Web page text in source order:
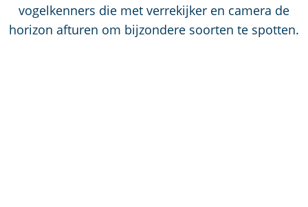
vogelkenners die met verrekijker en camera de
horizon afturen om bijzondere soorten te spotten.